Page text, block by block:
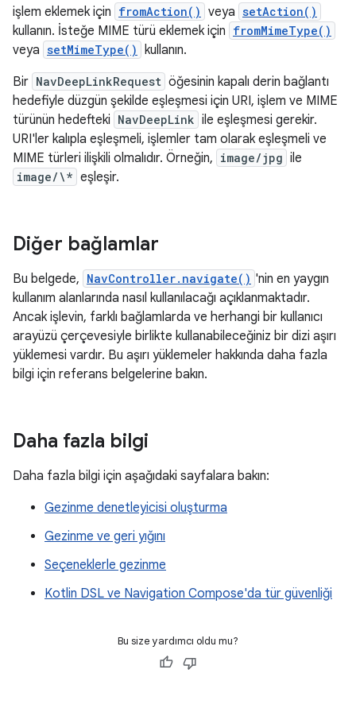
işlem eklemek için fromAction() veya setAction()
kullanın. İsteğe MIME türü eklemek için fromMimeType()
veya setMimeType() kullanın.
Bir NavDeepLinkRequest öğesinin kapalı derin bağlantı
hedefiyle düzgün şekilde eşleşmesi için URI, işlem ve MIME
türünün hedefteki NavDeepLink ile eşleşmesi gerekir.
URI'ler kalıpla eşleşmeli, işlemler tam olarak eşleşmeli ve
MIME türleri ilişkili olmalıdır. Örneğin, image/jpg ile
image/\* eşleşir.
Diğer bağlamlar
Bu belgede, NavController.navigate() 'nin en yaygın
kullanım alanlarında nasıl kullanılacağı açıklanmaktadır.
Ancak işlevin, farklı bağlamlarda ve herhangi bir kullanıcı
arayüzü çerçevesiyle birlikte kullanabileceğiniz bir dizi aşırı
yüklemesi vardır. Bu aşırı yüklemeler hakkında daha fazla
bilgi için referans belgelerine bakın.
Daha fazla bilgi
Daha fazla bilgi için aşağıdaki sayfalara bakın:
Gezinme denetleyicisi oluşturma
Gezinme ve geri yığını
Seçeneklerle gezinme
Kotlin DSL ve Navigation Compose'da tür güvenliği
Bu size yardımcı oldu mu?